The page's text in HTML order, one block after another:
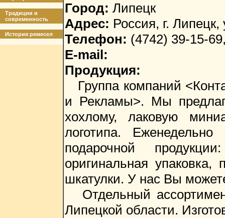
Традиции и
современность
История ремесел
Город: Липецк
Адрес: Россия, г.
Телефон: (4742) 39-15-
E-mail:
Продукция:
Группа компаний
и Рекламы>. Мы
хохлому, лаковую
логотипа.
подарочной
оригинальная
шкатулки. У нас Вы
Отдельный
Липецкой области.